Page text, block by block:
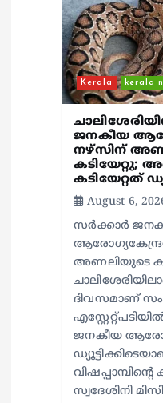
Kerala kerala
ജനകീയ
നഴ്സിന്
കടിയേറ്റു;
കടിയേറ്റത്
August 6,
സര്‍ക്കാര്‍
അണലിയുടെ
ദിവസമാണ്
ജനകീയ
സ്വദേശിനി